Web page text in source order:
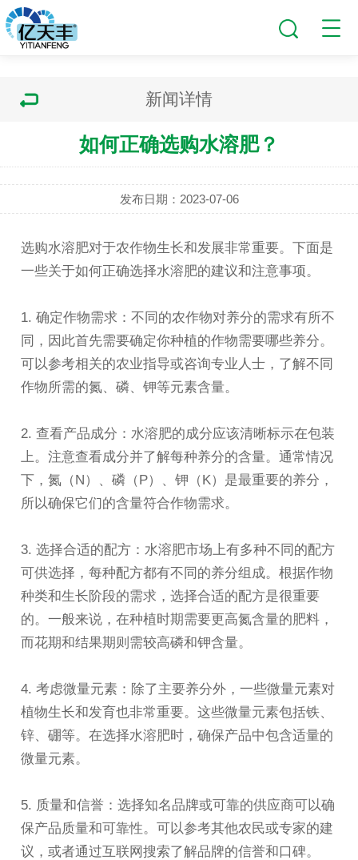
新闻详情
如何正确选购水溶肥？
发布日期：2023-07-06
选购水溶肥对于农作物生长和发展非常重要。下面是
一些关于如何正确选择水溶肥的建议和注意事项。
1. 确定作物需求：不同的农作物对养分的需求有所不
同，因此首先需要确定你种植的作物需要哪些养分。
可以参考相关的农业指导或咨询专业人士，了解不同
作物所需的氮、磷、钾等元素含量。
2. 查看产品成分：水溶肥的成分应该清晰标示在包装
上。注意查看成分并了解每种养分的含量。通常情况
下，氮（N）、磷（P）、钾（K）是最重要的养分，
所以确保它们的含量符合作物需求。
3. 选择合适的配方：水溶肥市场上有多种不同的配方
可供选择，每种配方都有不同的养分组成。根据作物
种类和生长阶段的需求，选择合适的配方是很重要
的。一般来说，在种植时期需要更高氮含量的肥料，
而花期和结果期则需较高磷和钾含量。
4. 考虑微量元素：除了主要养分外，一些微量元素对
植物生长和发育也非常重要。这些微量元素包括铁、
锌、硼等。在选择水溶肥时，确保产品中包含适量的
微量元素。
5. 质量和信誉：选择知名品牌或可靠的供应商可以确
保产品质量和可靠性。可以参考其他农民或专家的建
议，或者通过互联网搜索了解品牌的信誉和口碑。